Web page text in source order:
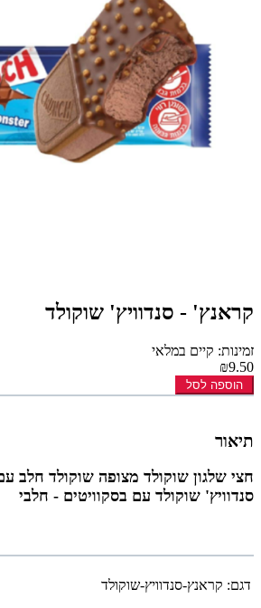
קראנץ' - סנדוויץ' שוקולד
זמינות: קיים במלאי
₪9.50
הוספה לסל
תיאור
חצי שלגון שוקולד מצופה שוקולד חלב
סנדוויץ' שוקולד עם בסקוויטים - חלבי
דגם: קראנץ-סנדוויץ-שוקולד